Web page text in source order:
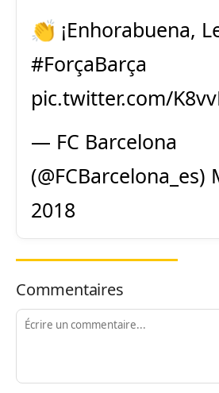
👏 ¡Enhorabuena,
#ForçaBarça
pic.twitter.com/
— FC Barcelona
(@FCBarcelona_es)
2018
Commentaires